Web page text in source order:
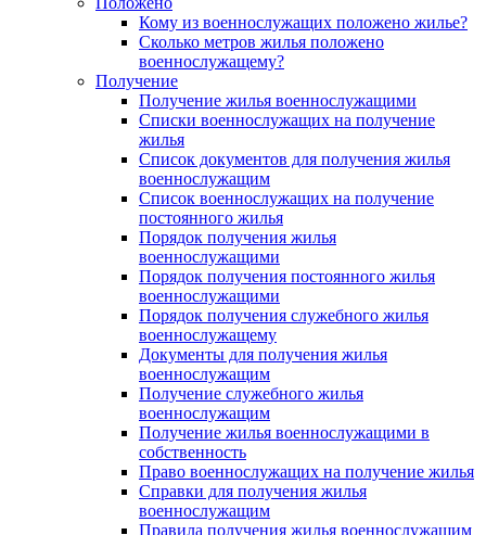
Кому из военнослужащих положено жилье?
Сколько метров жилья положено
военнослужащему?
Получение
Получение жилья военнослужащими
Списки военнослужащих на получение
жилья
Список документов для получения жилья
военнослужащим
Список военнослужащих на получение
постоянного жилья
Порядок получения жилья
военнослужащими
Порядок получения постоянного жилья
военнослужащими
Порядок получения служебного жилья
военнослужащему
Документы для получения жилья
военнослужащим
Получение служебного жилья
военнослужащим
Получение жилья военнослужащими в
собственность
Право военнослужащих на получение жилья
Справки для получения жилья
военнослужащим
Правила получения жилья военнослужащим